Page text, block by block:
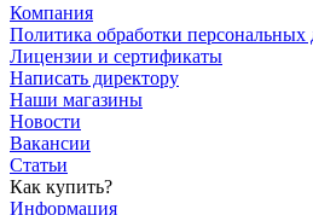
Компания
Политика обработки
Лицензии и сертификаты
Написать директору
Наши магазины
Новости
Вакансии
Статьи
Как купить?
Информация